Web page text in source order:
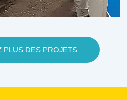
PLUS DES PROJETS